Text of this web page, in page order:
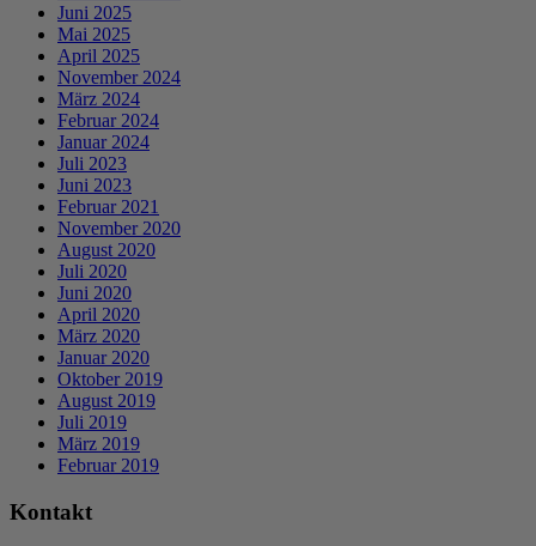
Juni 2025
Mai 2025
April 2025
November 2024
März 2024
Februar 2024
Januar 2024
Juli 2023
Juni 2023
Februar 2021
November 2020
August 2020
Juli 2020
Juni 2020
April 2020
März 2020
Januar 2020
Oktober 2019
August 2019
Juli 2019
März 2019
Februar 2019
Kontakt